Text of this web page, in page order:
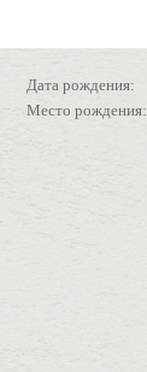
Дата рождения:
Место рождения: